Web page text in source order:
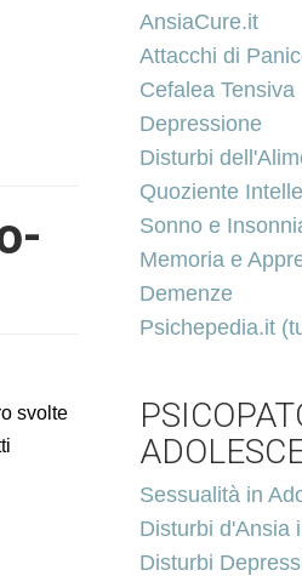
svolte
AnsiaCure.it
Attacchi di
Cefalea Tensiva
Depressione
Disturbi
Quoziente
Sonno e
Memoria e
Demenze
Psichepedia.it
Sessualità in
Disturbi d'Ansia
Disturbi